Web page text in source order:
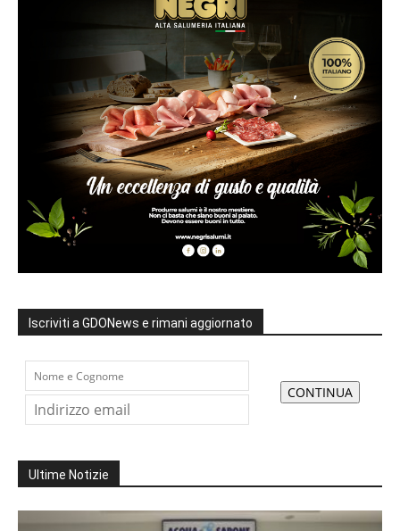
Iscriviti a GDONews e rimani aggiornato
Ultime Notizie